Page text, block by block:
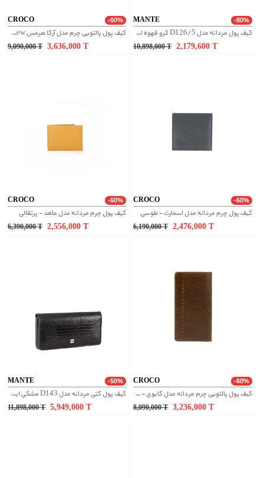
CROCO -60%
کیف پول پالتویی چرم مدل آرکا هرمس new - مشکی
9,090,000 T 3,636,000
MANTE -80%
کیف پول مردانه مدل D126/5 کرو قهوه ای سوخته
10,898,000 T 2,179,600
CROCO -60%
کیف پول چرم مردانه مدل ماهد - پرتقالی
6,390,000 T 2,556,000
CROCO -60%
کیف پول چرم مردانه مدل اسمارت - طوسی
6,190,000 T 2,476,000
MANTE -50%
کیف پول کتی مردانه مدل D143 مشکی ایگوانا
11,898,000 T 5,949,000
CROCO -60%
کیف پول پالتویی چرم مردانه مدل کابوی - قهوه ای
8,090,000 T 3,236,000